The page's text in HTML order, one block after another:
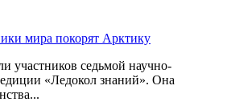
мира покорят Арктику
участников седьмой научно-
«Ледокол знаний». Она